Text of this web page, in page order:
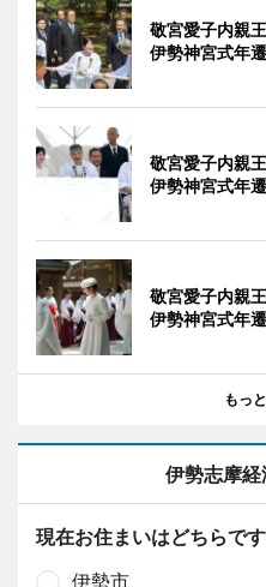
敬宮愛子内親
伊勢神宮式年
敬宮愛子内親
伊勢神宮式年
敬宮愛子内親
伊勢神宮式年
もっ
伊勢志摩
現在お住まいはどちらで
伊勢市